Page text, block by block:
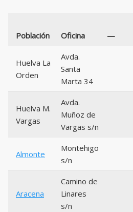
Población Oficina —
Huelva La
Orden
Avda.
Santa
Marta 34
Huelva M.
Vargas
Avda.
Muñoz de
Vargas s/n
Almonte
Montehigo
s/n
Aracena
Camino de
Linares
s/n